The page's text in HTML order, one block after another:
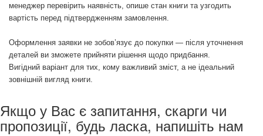
менеджер перевірить наявність, опише стан книги та узгодить
вартість перед підтвердженням замовлення.
Оформлення заявки не зобов’язує до покупки — після уточнення
деталей ви зможете прийняти рішення щодо придбання.
Вигідний варіант для тих, кому важливий зміст, а не ідеальний
зовнішній вигляд книги.
Якщо у Вас є запитання, скарги чи
пропозиції, будь ласка, напишіть нам